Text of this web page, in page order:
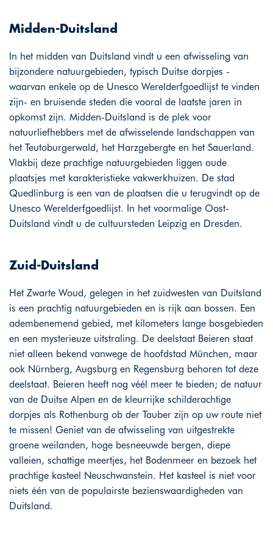
Midden-Duitsland
In het midden van Duitsland vindt u een afwisseling van
bijzondere natuurgebieden, typisch Duitse dorpjes -
waarvan enkele op de Unesco Werelderfgoedlijst te vinden
zijn- en bruisende steden die vooral de laatste jaren in
opkomst zijn. Midden-Duitsland is de plek voor
natuurliefhebbers met de afwisselende landschappen van
het Teutoburgerwald, het Harzgebergte en het Sauerland.
Vlakbij deze prachtige natuurgebieden liggen oude
plaatsjes met karakteristieke vakwerkhuizen. De stad
Quedlinburg is een van de plaatsen die u terugvindt op de
Unesco Werelderfgoedlijst. In het voormalige Oost-
Duitsland vindt u de cultuursteden Leipzig en Dresden.
Zuid-Duitsland
Het Zwarte Woud, gelegen in het zuidwesten van Duitsland
is een prachtig natuurgebieden en is rijk aan bossen. Een
adembenemend gebied, met kilometers lange bosgebieden
en een mysterieuze uitstraling. De deelstaat Beieren staat
niet alleen bekend vanwege de hoofdstad München, maar
ook Nürnberg, Augsburg en Regensburg behoren tot deze
deelstaat. Beieren heeft nog véél meer te bieden; de natuur
van de Duitse Alpen en de kleurrijke schilderachtige
dorpjes als Rothenburg ob der Tauber zijn op uw route niet
te missen! Geniet van de afwisseling van uitgestrekte
groene weilanden, hoge besneeuwde bergen, diepe
valleien, schattige meertjes, het Bodenmeer en bezoek het
prachtige kasteel Neuschwanstein. Het kasteel is niet voor
niets één van de populairste bezienswaardigheden van
Duitsland.